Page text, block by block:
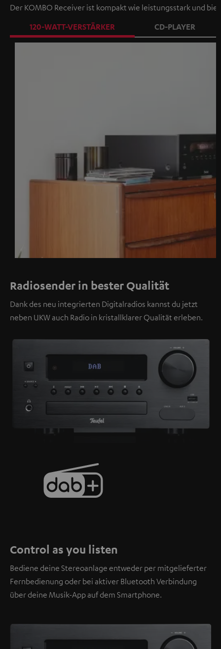
Der KOMBO Receiver ist kompakt wie leistungsstark und
120-WATT-VERSTÄRKER
CD-PLAYER
Radiosender in bester Qualität
Dank des neu integrierten Digitalradios kannst du jetzt
neben UKW auch Radio in kristallklarer Qualität erleben.
Control as you listen
Bediene deine Stereoanlage entweder per mitgelieferter
Fernbedienung oder bei aktiver Bluetooth Verbindung
über deine Musik-App auf dem Smartphone.